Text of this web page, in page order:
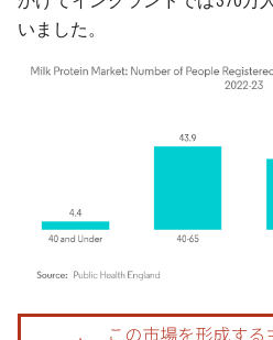
いました。
画像 © Mordor Intelligence。再利用には